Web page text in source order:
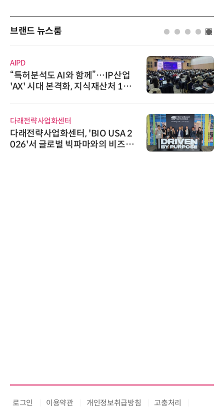
브랜드 뉴스룸
AIPD
“특허분석도 AI와 함께”…IP산업
'AX' 시대 본격화, 지식재산처 1호
다래전략사업화센터
다래전략사업화센터, 'BIO USA 2
026'서 글로벌 빅파마와의 비즈니
로그인 이용약관 개인정보취급방침
고충처리